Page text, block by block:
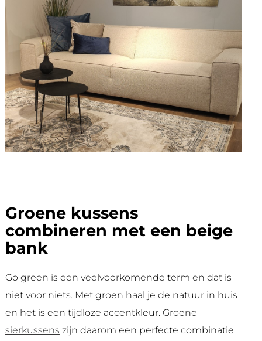
Groene kussens
combineren met een beige
bank
Go green is een veelvoorkomende term en dat is
niet voor niets. Met groen haal je de natuur in huis
en het is een tijdloze accentkleur. Groene
sierkussens zijn daarom een perfecte combinatie